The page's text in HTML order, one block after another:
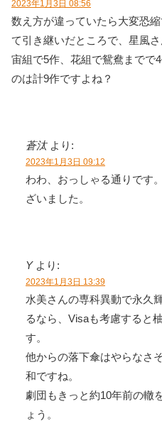
2023年1月3日 08:56
数え方が違っていたら大変恐
て引き継いだところで、星風さ
宙組で5作、花組で鴛鴦までで
のは計9作ですよね？
蒼汰 より:
2023年1月3日 09:12
わわ、おっしゃる通りです
ざいました。
Y より:
2023年1月3日 13:39
水美さんの専科異動で永久
るなら、Visaも考慮すると
す。
他からの落下傘はやらなさ
和ですね。
劇団もきっと約10年前の轍
ょう。